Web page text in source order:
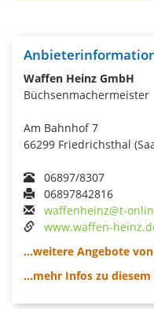
Waffen Heinz GmbH
Büchsenmachermeister
Am Bahnhof 7
66299 Friedrichsthal
06897/8307
06897842816
waffenheinz@t-
www.waffen-
...weitere Angebote
...mehr Infos zu